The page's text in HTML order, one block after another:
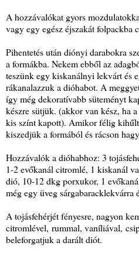
A hozzávalókat gyors
vagy egy egész éjszakát folpackba
Pihentetés után diónyi darabokra
a formákba. Nekem ebből az
teszünk egy kiskanálnyi lekvárt és
rákanalazzuk a dióhabot. A
így még dekoratívabb süteményt
készre sütjük. (akkor van kész, ha
kis színt kapott). Amikor félig kihűlt
kiszedjük a formából és rácson
Hozzávalók a dióhabhoz: 3
1-2 evőkanál citromlé, 1 kiskanál
dió, 10-12 dkg porxukor, 1
még egy üveg sárgabaracklekvárra
A tojásfehérjét fényesre, nagyon
citromlével, rummal, vaníliával,
beleforgatjuk a darált diót.